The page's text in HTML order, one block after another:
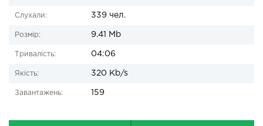
Слухали: 339 чел.
Розмір: 9.41 Mb
Тривалість: 04:06
Якість: 320 Kb/s
Завантажень: 159